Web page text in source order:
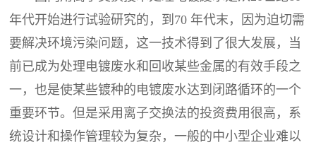
年代开始进行试验研究的，到70 年代末，因为迫切需
要解决环境污染问题，这一技术得到了很大发展，当
前已成为处理电镀废水和回收某些金属的有效手段之
一，也是使某些镀种的电镀废水达到闭路循环的一个
重要环节。但是采用离子交换法的投资费用很高，系
统设计和操作管理较为复杂，一般的中小型企业难以